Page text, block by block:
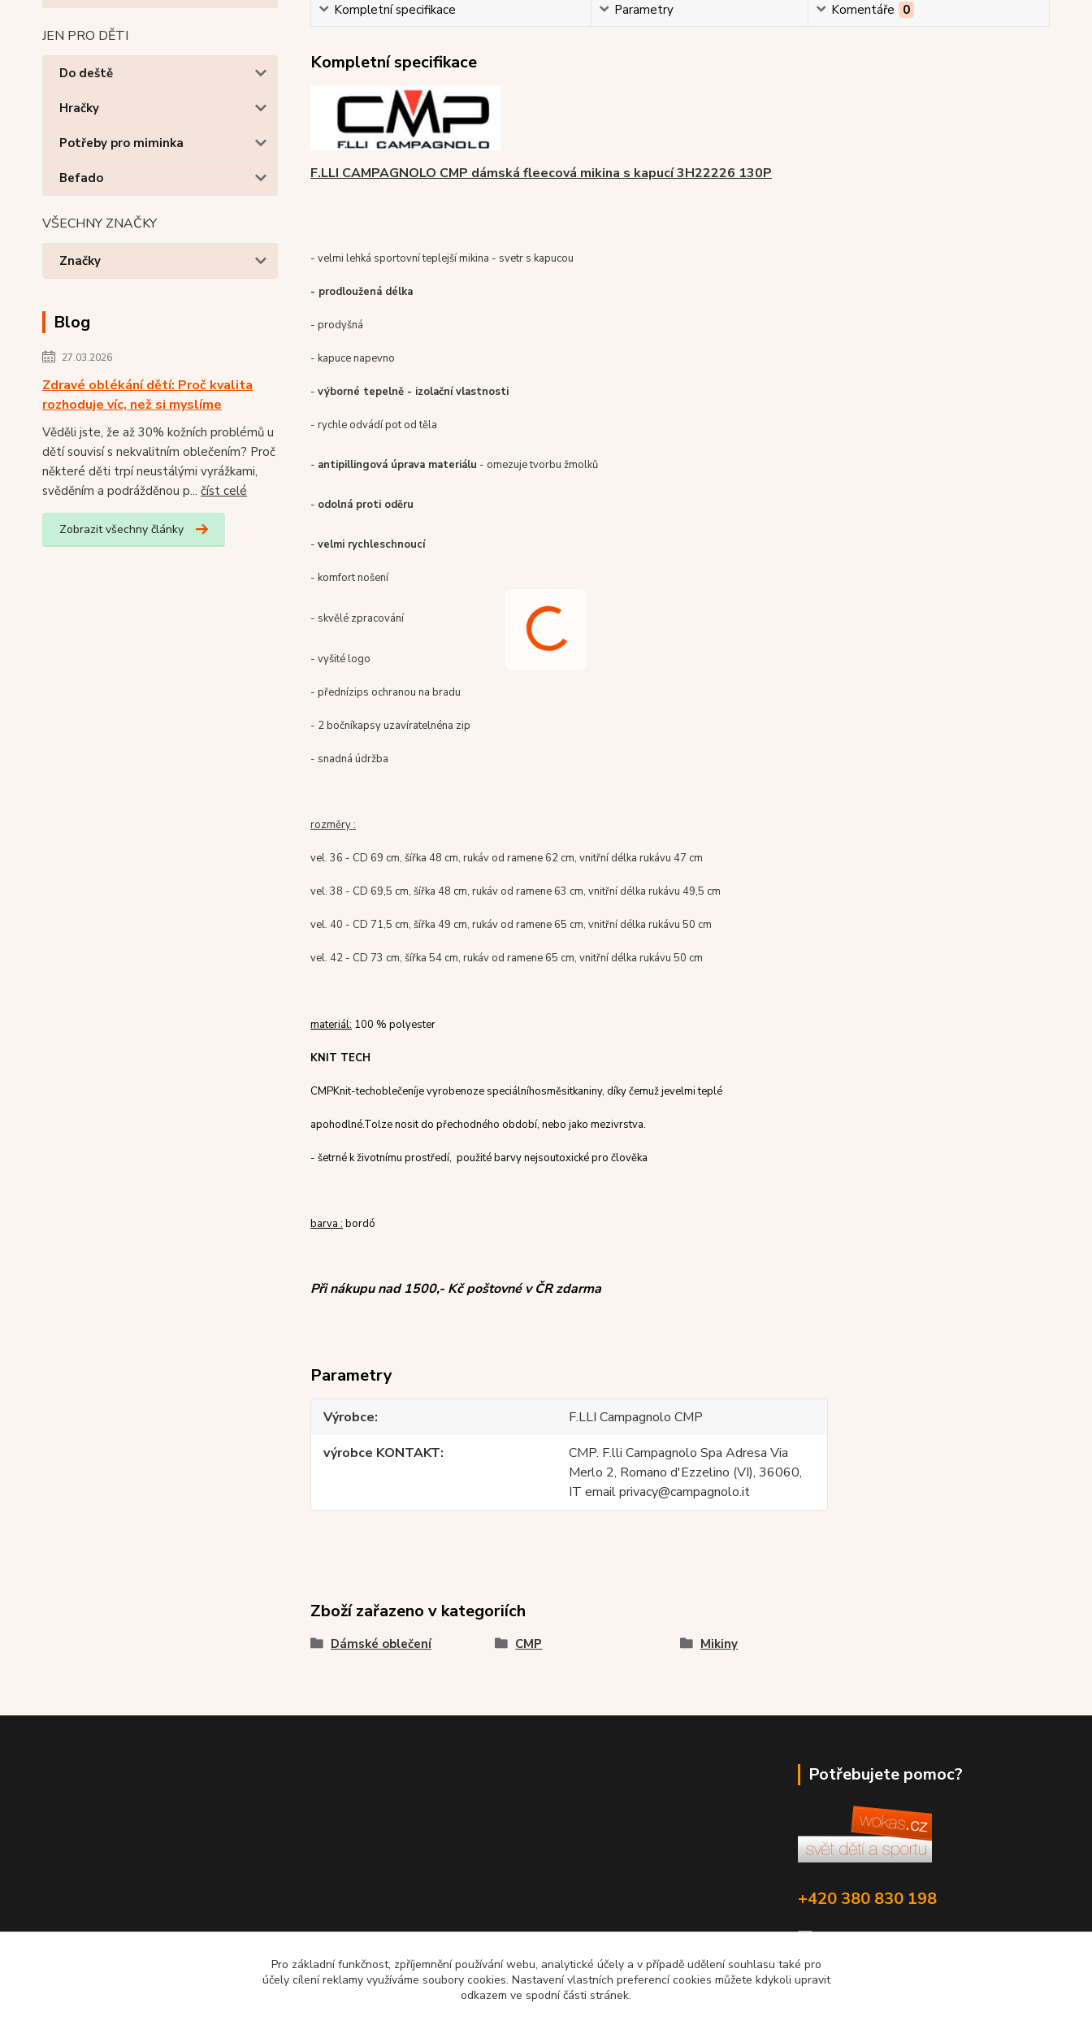
JEN PRO DĚTI
Do deště
Hračky
Potřeby pro miminka
Befado
VŠECHNY ZNAČKY
Značky
Blog
27.03.2026
Zdravé oblékání dětí: Proč kvalita
rozhoduje víc, než si myslíme
Věděli jste, že až 30% kožních problémů u
dětí souvisí s nekvalitním oblečením? Proč
některé děti trpí neustálými vyrážkami,
svěděním a podrážděnou p... číst celé
Zobrazit všechny články
Kompletní specifikace Parametry Komentáře 0
Kompletní specifikace
F.LLI CAMPAGNOLO CMP dámská fleecová mikina s kapucí 3H22226 130P
- velmi lehká sportovní teplejší mikina - svetr s kapucou
- prodloužená délka
- prodyšná
- kapuce napevno
- výborné tepelně - izolační vlastnosti
- rychle odvádí pot od těla
- antipillingová úprava materiálu - omezuje tvorbu žmolků
- odolná proti oděru
- velmi rychleschnoucí
- komfort nošení
- skvělé zpracování
- vyšité logo
- přednízips ochranou na bradu
- 2 bočníkapsy uzavíratelnéna zip
- snadná údržba
rozměry :
vel. 36 - CD 69 cm, šířka 48 cm, rukáv od ramene 62 cm, vnitřní délka rukávu 47 cm
vel. 38 - CD 69,5 cm, šířka 48 cm, rukáv od ramene 63 cm, vnitřní délka rukávu 49,5 cm
vel. 40 - CD 71,5 cm, šířka 49 cm, rukáv od ramene 65 cm, vnitřní délka rukávu 50 cm
vel. 42 - CD 73 cm, šířka 54 cm, rukáv od ramene 65 cm, vnitřní délka rukávu 50 cm
materiál: 100 % polyester
KNIT TECH
CMPKnit-techoblečeníje vyrobenoze speciálníhosměsitkaniny, díky čemuž jevelmi teplé
apohodlné.Tolze nositdo přechodného období, nebo jako mezivrstva.
- šetrné k životnímu prostředí, použitébarvy nejsoutoxické pro člověka
barva : bordó
Při nákupu nad 1500,- Kč poštovné v ČR zdarma
Parametry
Výrobce
F.LLI Campagnolo CMP
výrobce KONTAKT
CMP. F.lli Campagnolo Spa Adresa Via
Merlo 2, Romano d'Ezzelino (VI), 36060,
IT email privacy@campagnolo.it
Zboží zařazeno v kategoriích
Dámské oblečení CMP Mikiny
Potřebujete pomoc?
+420 380 830 198
wokas.online@yahoo.cz
Pro základní funkčnost, zpříjemnění používání webu, analytické účely a v případě udělení souhlasu také pro
účely cílení reklamy využíváme soubory cookies. Nastavení vlastních preferencí cookies můžete kdykoli upravit
odkazem ve spodní části stránek.